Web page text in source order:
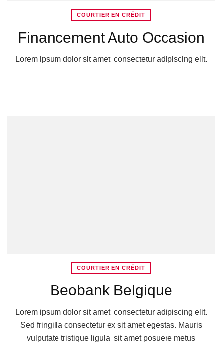
COURTIER EN CRÉDIT
Financement Auto Occasion
Lorem ipsum dolor sit amet, consectetur adipiscing elit.
COURTIER EN CRÉDIT
Beobank Belgique
Lorem ipsum dolor sit amet, consectetur adipiscing elit.
Sed fringilla consectetur ex sit amet egestas. Mauris
vulputate tristique ligula, sit amet posuere metus